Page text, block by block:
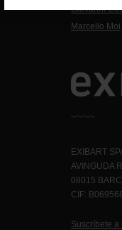
Giovanni
Marcello Moi
EXIBART
AVINGUDA
08015
CIF:
Suscríbete a